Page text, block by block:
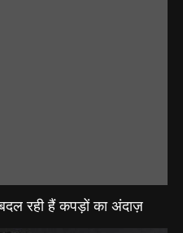
रही हैं कपड़ों का अंदाज़